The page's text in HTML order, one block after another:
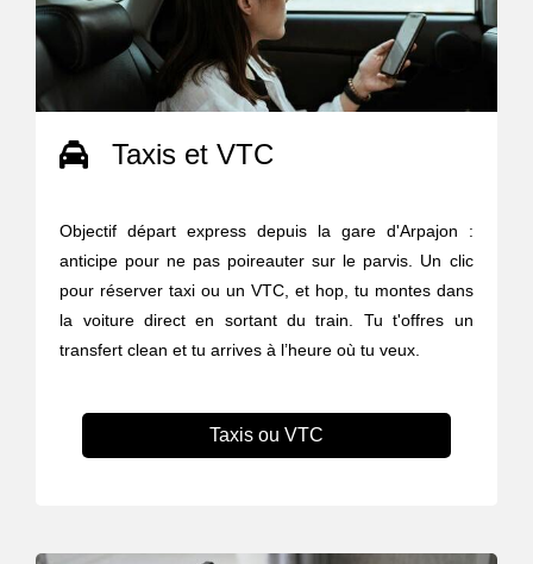
Taxis et VTC
Objectif départ express depuis la gare d'Arpajon :
anticipe pour ne pas poireauter sur le parvis. Un clic
pour réserver taxi ou un VTC, et hop, tu montes dans
la voiture direct en sortant du train. Tu t'offres un
transfert clean et tu arrives à l’heure où tu veux.
Taxis ou VTC